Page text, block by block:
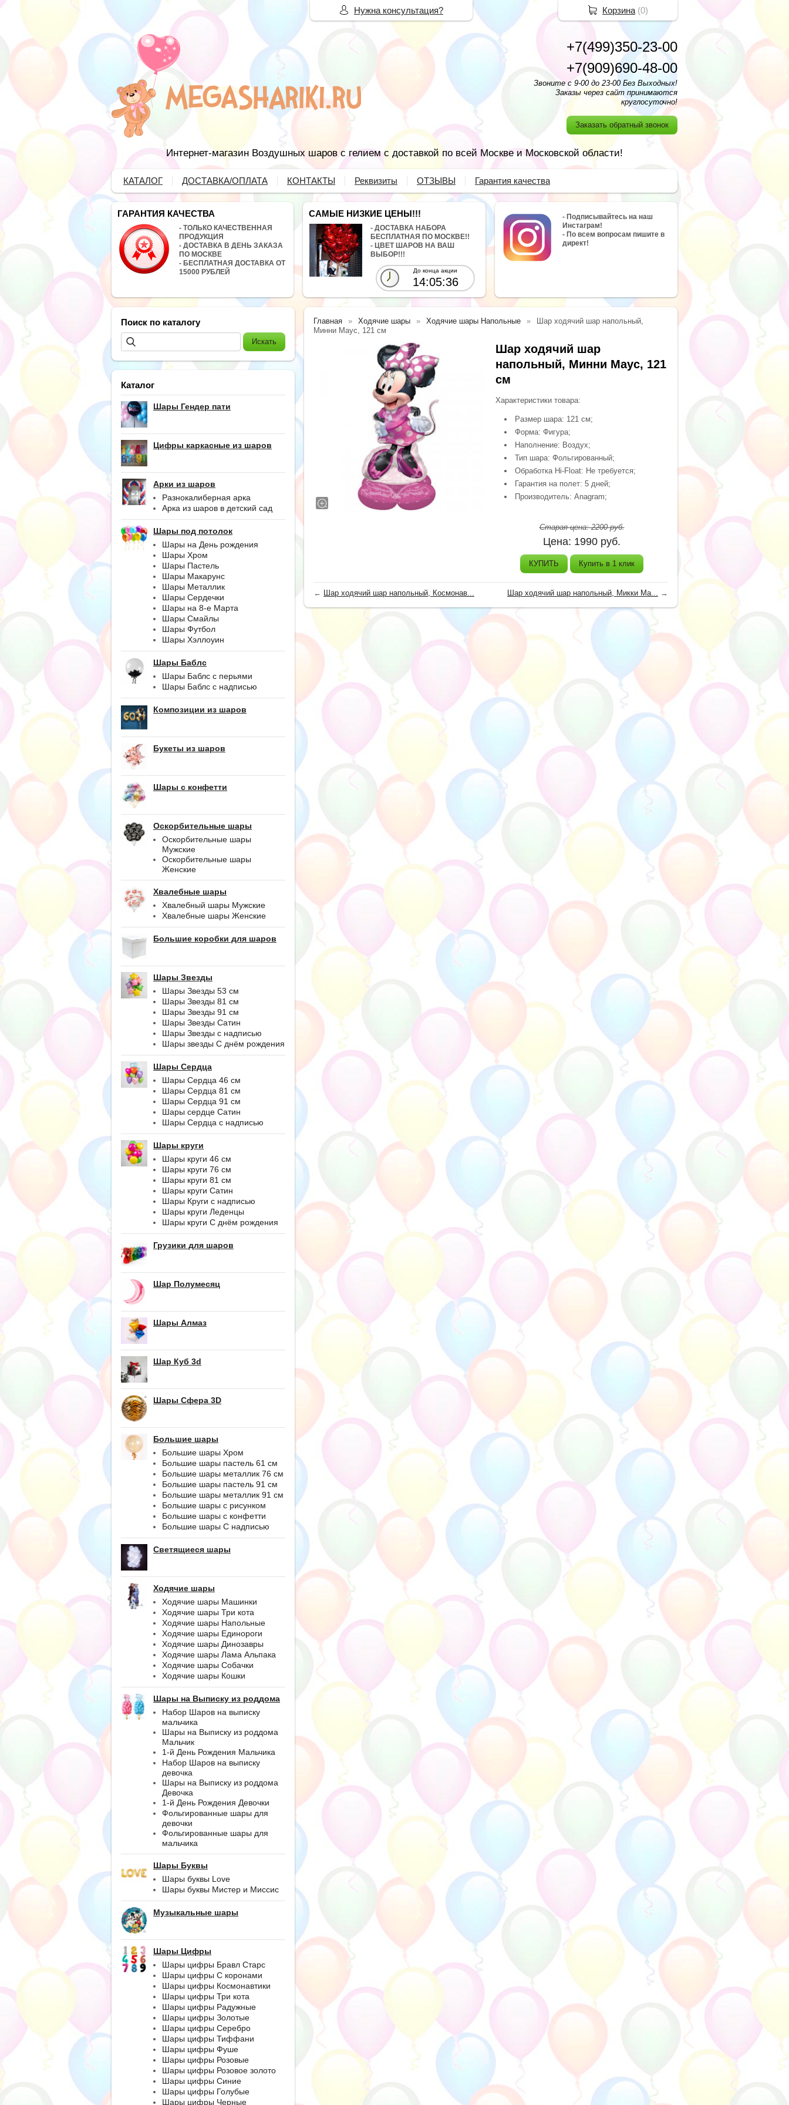
+7(499)350-23-00
+7(909)690-48-00
Звоните с 9-00 до 23-00 Без Выходных!
Заказы через сайт принимаются
круглосуточно!
Заказать обратный звонок
Интернет-магазин Воздушных шаров с гелием с доставкой по всей Москве и Московской области!
КАТАЛОГ ДОСТАВКА/ОПЛАТА КОНТАКТЫ Реквизиты ОТЗЫВЫ Гарантия качества
ГАРАНТИЯ КАЧЕСТВА
- ТОЛЬКО КАЧЕСТВЕННАЯ
ПРОДУКЦИЯ
- ДОСТАВКА В ДЕНЬ ЗАКАЗА
ПО МОСКВЕ
- БЕСПЛАТНАЯ ДОСТАВКА ОТ
15000 РУБЛЕЙ
САМЫЕ НИЗКИЕ ЦЕНЫ!!!
- ДОСТАВКА НАБОРА
БЕСПЛАТНАЯ ПО МОСКВЕ!!
- ЦВЕТ ШАРОВ НА ВАШ
ВЫБОР!!!
До конца акции
14:05:34
- Подписывайтесь на наш
Инстаграм!
- По всем вопросам пишите в
директ!
Поиск по каталогу
Каталог
Шары Гендер пати
Цифры каркасные из шаров
Арки из шаров
Разнокалиберная арка
Арка из шаров в детский сад
Шары под потолок
Шары на День рождения
Шары Хром
Шары Пастель
Шары Макарунс
Шары Металлик
Шары Сердечки
Шары на 8-е Марта
Шары Смайлы
Шары Футбол
Шары Хэллоуин
Шары Баблс
Шары Баблс с перьями
Шары Баблс с надписью
Композиции из шаров
Букеты из шаров
Шары с конфетти
Оскорбительные шары
Оскорбительные шары
Мужские
Оскорбительные шары
Женские
Хвалебные шары
Хвалебный шары Мужские
Хвалебные шары Женские
Большие коробки для шаров
Шары Звезды
Шары Звезды 53 см
Шары Звезды 81 см
Шары Звезды 91 см
Шары Звезды Сатин
Шары Звезды с надписью
Шары звезды С днём рождения
Шары Сердца
Шары Сердца 46 см
Шары Сердца 81 см
Шары Сердца 91 см
Шары сердце Сатин
Шары Сердца с надписью
Шары круги
Шары круги 46 см
Шары круги 76 см
Шары круги 81 см
Шары круги Сатин
Шары Круги с надписью
Шары круги Леденцы
Шары круги С днём рождения
Грузики для шаров
Шар Полумесяц
Шары Алмаз
Шар Куб 3d
Шары Сфера 3D
Большие шары
Большие шары Хром
Большие шары пастель 61 см
Большие шары металлик 76 см
Большие шары пастель 91 см
Большие шары металлик 91 см
Большие шары с рисунком
Большие шары с конфетти
Большие шары С надписью
Светящиеся шары
Ходячие шары
Ходячие шары Машинки
Ходячие шары Три кота
Ходячие шары Напольные
Ходячие шары Единороги
Ходячие шары Динозавры
Ходячие шары Лама Альпака
Ходячие шары Собачки
Ходячие шары Кошки
Шары на Выписку из роддома
Набор Шаров на выписку
мальчика
Шары на Выписку из роддома
Мальчик
1-й День Рождения Мальчика
Набор Шаров на выписку
девочка
Шары на Выписку из роддома
Девочка
1-й День Рождения Девочки
Фольгированные шары для
девочки
Фольгированные шары для
мальчика
Шары Буквы
Шары буквы Love
Шары буквы Мистер и Миссис
Музыкальные шары
Шары Цифры
Шары цифры Бравл Старс
Шары цифры С коронами
Шары цифры Космонавтики
Шары цифры Три кота
Шары цифры Радужные
Шары цифры Золотые
Шары цифры Серебро
Шары цифры Тиффани
Шары цифры Фуше
Шары цифры Розовые
Шары цифры Розовое золото
Шары цифры Синие
Шары цифры Голубые
Шары цифры Черные
Главная Ходячие шары Ходячие шары Напольные
Шар ходячий шар напольный,
Минни Маус, 121 см
Шар ходячий шар
напольный, Минни Маус, 121
см
Характеристики товара:
Размер шара: 121 см;
Форма: Фигура;
Наполнение: Воздух;
Тип шара: Фольгированный;
Обработка Hi-Float: Не требуется;
Гарантия на полет: 5 дней;
Производитель: Anagram;
Старая цена:2200руб.
Цена: 1990 руб.
КУПИТЬ Купить в 1 клик
← Шар ходячий шар напольный, Космонав... Шар ходячий шар напольный, Микки Ма... →
Нужна консультация? Корзина (0)